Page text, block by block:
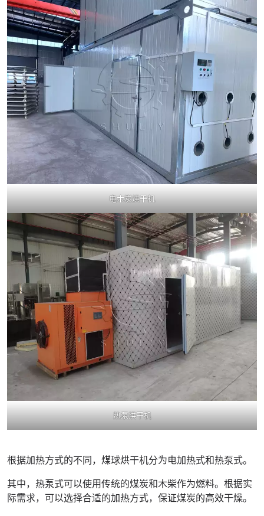
电木炭烘干机
热泵烘干机
根据加热方式的不同，煤球烘干机分为电加热式和热泵式。
其中，热泵式可以使用传统的煤炭和木柴作为燃料。根据实
际需求，可以选择合适的加热方式，保证煤炭的高效干燥。